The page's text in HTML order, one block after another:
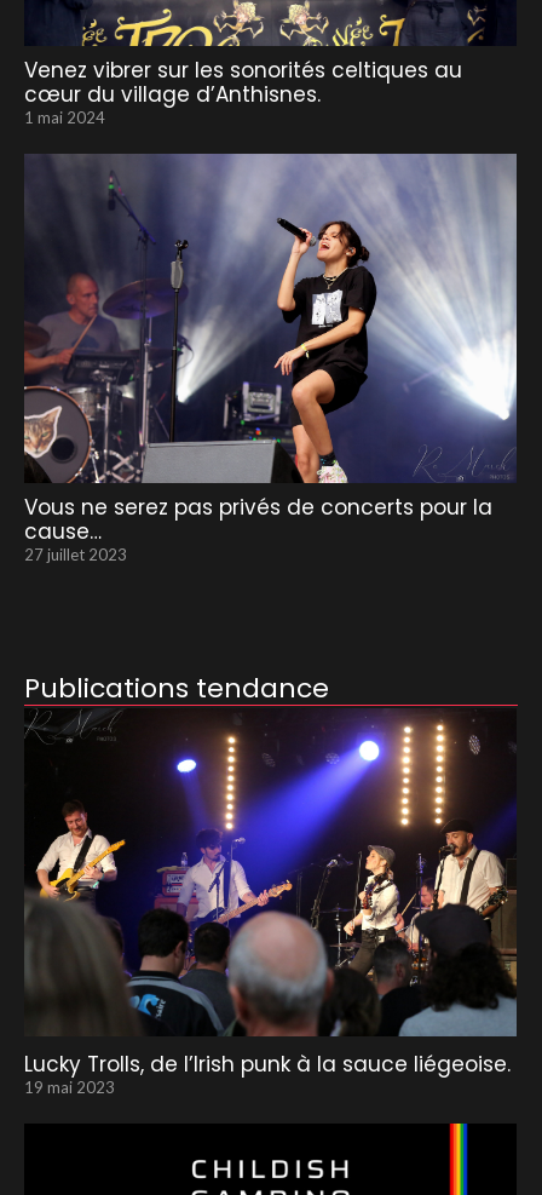
Venez vibrer sur les sonorités celtiques au
cœur du village d’Anthisnes.
1 mai 2024
Vous ne serez pas privés de concerts pour la
cause…
27 juillet 2023
Publications tendance
Lucky Trolls, de l’Irish punk à la sauce liégeoise.
19 mai 2023